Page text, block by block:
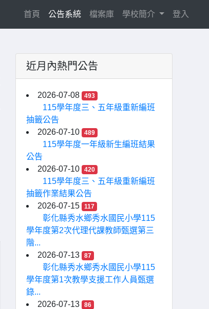
首頁 (current)
公告系統 檔案庫 學校簡介 登入
近月內熱門公告
2026-07-08 493
115學年度三、五年級重新編班
抽籤公告
2026-07-10
489
115學年度一年級新生編班結果
公告
2026-07-10
420
115學年度三、五年級重新編班
抽籤作業結果公告
2026-07-15
117
彰化縣秀水鄉秀水國民小學115
學年度第2次代理代課教師甄選第三
階...
2026-07-13
87
彰化縣秀水鄉秀水國民小學115
學年度第1次教學支援工作人員甄選
錄...
2026-07-13
86